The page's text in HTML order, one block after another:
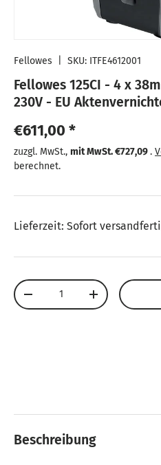
Fellowes SKU: ITFE4612001
Fellowes 125CI - 4 x
230V - EU
Normaler Preis
€611,00 *
zuzgl. MwSt., Normaler Preis
mit MwSt.€727,09.
berechnet.
Lieferzeit: Sofort
Anzahl
Menge verringernMenge erhöhen
Beschreibung